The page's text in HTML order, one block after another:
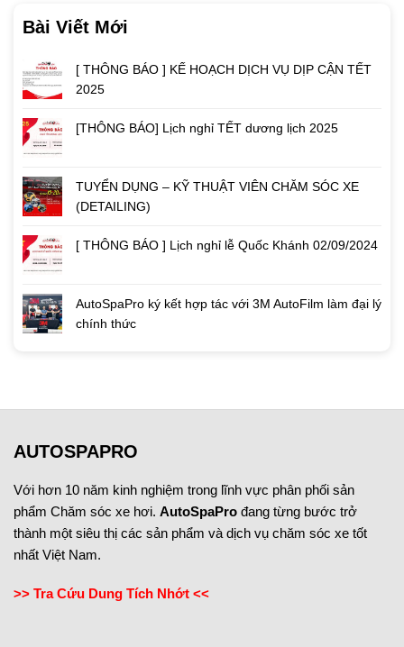
Bài Viết Mới
[ THÔNG BÁO ] KẾ HOẠCH DỊCH VỤ DỊP CẬN TẾT
2025
[THÔNG BÁO] Lịch nghỉ TẾT dương lịch 2025
TUYỂN DỤNG – KỸ THUẬT VIÊN CHĂM SÓC XE
(DETAILING)
[ THÔNG BÁO ] Lịch nghỉ lễ Quốc Khánh 02/09/2024
AutoSpaPro ký kết hợp tác với 3M AutoFilm làm đại lý
chính thức
AUTOSPAPRO
Với hơn 10 năm kinh nghiệm trong lĩnh vực phân phối sản
phẩm Chăm sóc xe hơi. AutoSpaPro đang từng bước trở
thành một siêu thị các sản phẩm và dịch vụ chăm sóc xe tốt
nhất Việt Nam.
>> Tra Cứu Dung Tích Nhớt <<